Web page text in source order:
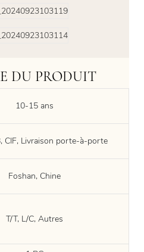
DU PRODUIT
10-15 ans
CIF, Livraison porte-à-porte
Foshan, Chine
T/T, L/C, Autres